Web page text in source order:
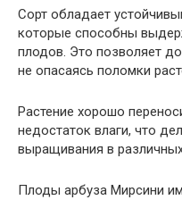
Сорт обладает
которые способны
плодов. Это позволяет
не опасаясь поломки
Растение хорошо
недостаток влаги, что
выращивания в
Плоды арбуза Мирсини